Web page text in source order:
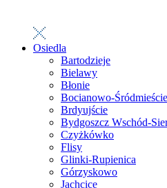
Osiedla
Bartodzieje
Bielawy
Błonie
Bocianowo-
Brdyujście
Bydgoszcz Wschód-
Czyżkówko
Flisy
Glinki-Rupienica
Górzyskowo
Jachcice